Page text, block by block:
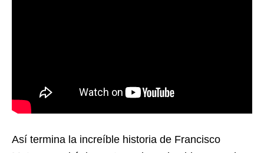
Así termina la increíble historia de Francisco